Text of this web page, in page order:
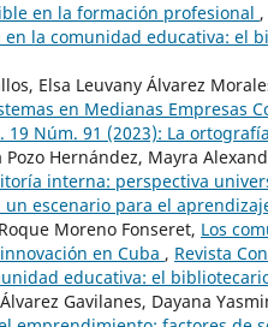
en la formación profesional ,
la comunidad educativa: el
Elsa Leuvany Álvarez
en Medianas Empresas
19 Núm. 91 (2023): La
Hernández, Mayra
interna: perspectiva
escenario para el
Moreno Fonseret, Los
en Cuba , Revista
educativa: el
Gavilanes, Dayana